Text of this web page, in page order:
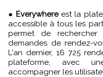
● Everywhereest la
accessible à tous les
permet de
demandes de rendez-
L'an dernier, 16 725
plateforme, avec
accompagner les